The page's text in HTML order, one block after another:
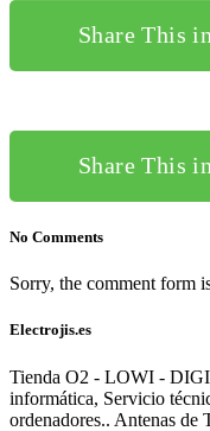
Share This
Share This
No Comments
Sorry, the comment form
Electrojis.es
Tienda O2 - LOWI -
informática, Servicio
ordenadores.. Antenas de